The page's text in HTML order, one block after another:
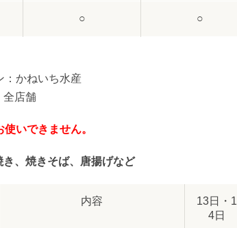
○ ○
：かねいち水産
全店舗
いできません。
、焼きそば、唐揚げなど
内容
13日・1
4日